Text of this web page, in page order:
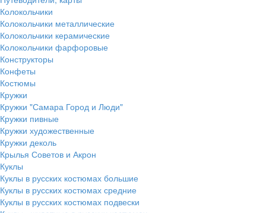
Колокольчики
Колокольчики металлические
Колокольчики керамические
Колокольчики фарфоровые
Конструкторы
Конфеты
Костюмы
Кружки
Кружки "Самара Город и Люди"
Кружки пивные
Кружки художественные
Кружки деколь
Крылья Советов и Акрон
Куклы
Куклы в русских костюмах большие
Куклы в русских костюмах средние
Куклы в русских костюмах подвески